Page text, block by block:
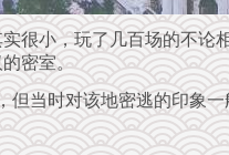
很小，玩了几百场的不论
密室。
但当时对该地密逃的印象